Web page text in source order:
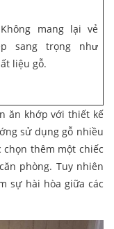
mang lại vẻ
sang trọng như
liệu gỗ.
ăn khớp với thiết kế
sử dụng gỗ nhiều
chọn thêm một chiếc
phòng. Tuy nhiên
sự hài hòa giữa các